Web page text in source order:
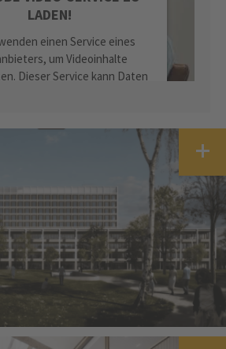
LADEN!
einen Service eines
um Videoinhalte
Dieser Service kann Daten
des Service zu, um
AKZEPTIEREN
by Usercentrics Consent
Management Platform